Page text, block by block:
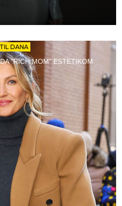
DANA
“RICH MOM” ESTETIKOM